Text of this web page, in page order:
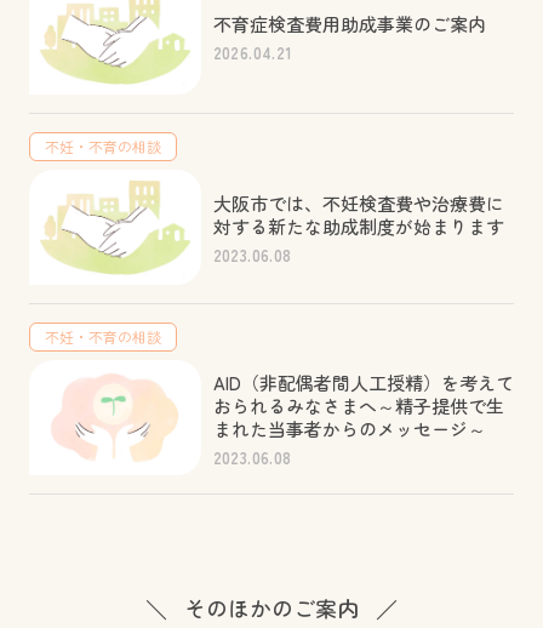
不育症検査費用助成事業のご案内
2026.04.21
不妊・不育の相談
大阪市では、不妊検査費や治療費に
対する新たな助成制度が始まります
2023.06.08
不妊・不育の相談
AID（非配偶者間人工授精）を考えて
おられるみなさまへ～精子提供で生
まれた当事者からのメッセージ～
2023.06.08
そのほかのご案内